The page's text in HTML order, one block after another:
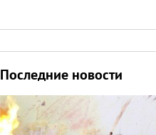
Последние новости